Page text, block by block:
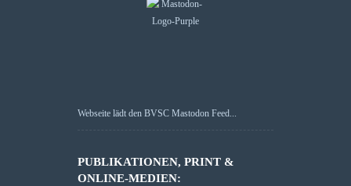
Webseite lädt den BVSC Mastodon Feed...
PUBLIKATIONEN, PRINT &
ONLINE-MEDIEN: